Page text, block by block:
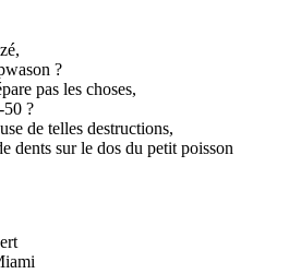
?
pas les choses,
50 ?
de telles destructions,
dents sur le dos du petit poisson